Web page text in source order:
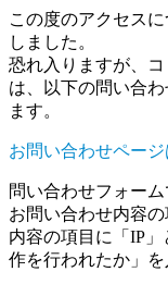
この度のアクセス
しました。
恐れ入りますが、
は、以下の問い合
ます。
お問い合わせペー
問い合わせフォー
お問い合わせ内容
内容の項目に「IP
作を行われたか」を